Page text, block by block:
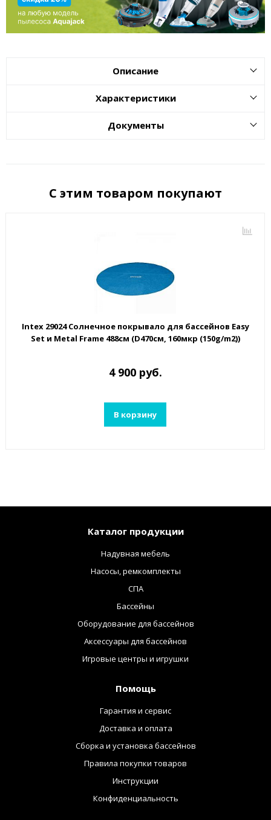
Описание
Характеристики
Документы
С этим товаром покупают
Intex 29024 Солнечное покрывало для бассейнов Easy
Set и Metal Frame 488см (D470см, 160мкр (150g/m2))
4 900 руб.
В корзину
Каталог продукции
Надувная мебель
Насосы, ремкомплекты
СПА
Бассейны
Оборудование для бассейнов
Аксессуары для бассейнов
Игровые центры и игрушки
Помощь
Гарантия и сервис
Доставка и оплата
Сборка и установка бассейнов
Правила покупки товаров
Инструкции
Конфиденциальность